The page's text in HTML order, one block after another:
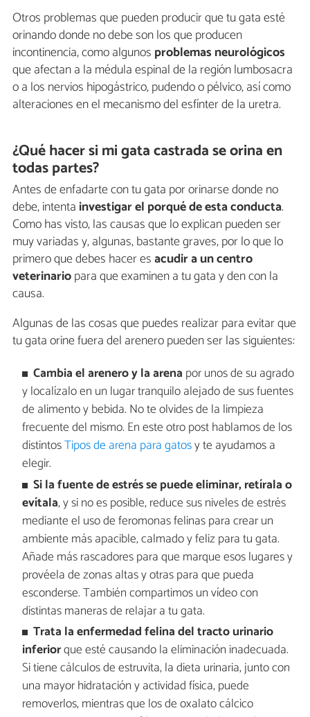
Otros problemas que pueden producir que tu gata esté
orinando donde no debe son los que producen
incontinencia, como algunos problemas neurológicos
que afectan a la médula espinal de la región lumbosacra
o a los nervios hipogástrico, pudendo o pélvico, así como
alteraciones en el mecanismo del esfínter de la uretra.
¿Qué hacer si mi gata castrada se orina en
todas partes?
Antes de enfadarte con tu gata por orinarse donde no
debe, intenta investigar el porqué de esta conducta.
Como has visto, las causas que lo explican pueden ser
muy variadas y, algunas, bastante graves, por lo que lo
primero que debes hacer esacudir a un centro
veterinariopara que examinen a tu gata y den con la
causa.
Algunas de las cosas que puedes realizar para evitar que
tu gata orine fuera del arenero pueden ser las siguientes:
Cambia el arenero y la arena por unos de su agrado
y localízalo en un lugar tranquilo alejado de sus fuentes
de alimento y bebida. No te olvides de la limpieza
frecuente del mismo. En este otro post hablamos de los
distintosTipos de arena para gatosy te ayudamos a
elegir.
Si la fuente de estrés se puede eliminar, retírala o
evítala, y si no es posible, reduce sus niveles de estrés
mediante el uso de feromonas felinas para crear un
ambiente más apacible, calmado y feliz para tu gata.
Añade más rascadores para que marque esos lugares y
provéela de zonas altas y otras para que pueda
esconderse. También compartimos un vídeo con
distintas maneras de relajar a tu gata.
Trata la enfermedad felina del tracto urinario
inferiorque esté causando la eliminación inadecuada.
Si tiene cálculos de estruvita, la dieta urinaria, junto con
una mayor hidratación y actividad física, puede
removerlos, mientras que los de oxalato cálcico